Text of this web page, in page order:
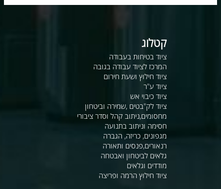
קטלוג
ציוד בטיחות בעבודה
המרכז לציוד עבודה בגובה
ציוד חילוץ ושעת חירום
ציוד ע"ר
ציוד כיבוי אש
ציוד לק"בטים ,שמירה וביטחון
מחסומים,ניתוב קהל וסדר ציבורי
חסימה וניתוב בתנועה
מגפונים, כריזה, הגברה
רנאורים,פנסים ותאורה
גלאים לביטחון ואבטחה
מודדים וגלאים
ציוד חילוץ הרמה ופריצה